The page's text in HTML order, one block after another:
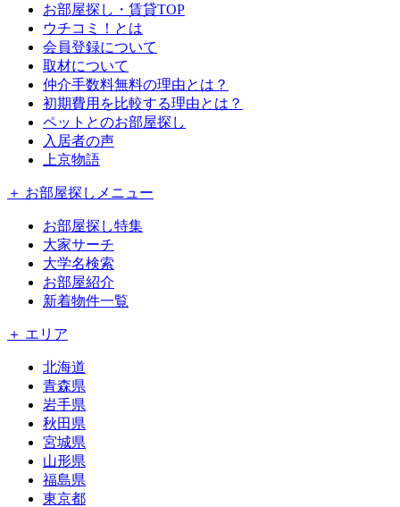
お部屋探し・賃貸TOP
ウチコミ！とは
会員登録について
取材について
仲介手数料無料の理由とは？
初期費用を比較する理由とは？
ペットとのお部屋探し
入居者の声
上京物語
＋ お部屋探しメニュー
お部屋探し特集
大家サーチ
大学名検索
お部屋紹介
新着物件一覧
＋ エリア
北海道
青森県
岩手県
秋田県
宮城県
山形県
福島県
東京都